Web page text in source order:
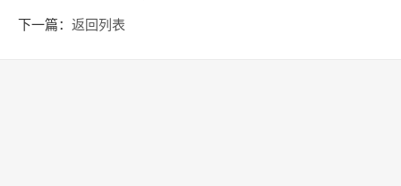
下一篇： 返回列表